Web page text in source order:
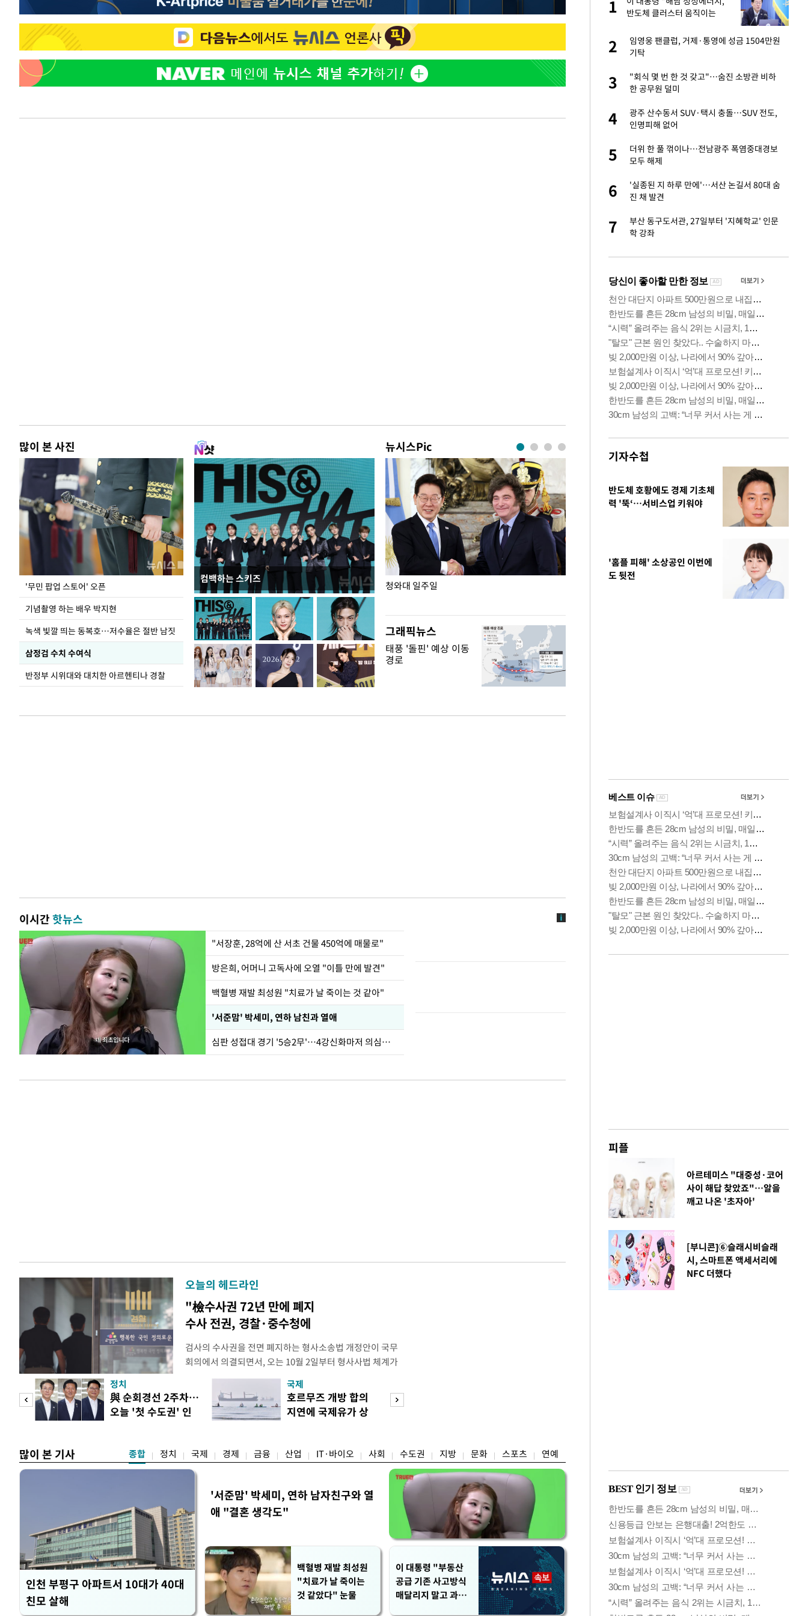
많이 본 사진
'무민 팝업 스토어' 오픈
기념촬영 하는 배우 박지현
녹색 빛깔 띄는 동복호…저수율은 절반 남짓
삼정검 수치 수여식
반정부 시위대와 대치한 아르헨티나 경찰
컴백하는 스키즈
뉴시스Pic
홈플러스, 67개 점포 가오픈… 13일 정식 개장 청와대 일주일
이 대통령, 국
가 책임지고 치
그래픽뉴스
태풍 '돌핀' 예상 이동
경로
이시간핫뉴스
"서장훈, 28억에 산 서초 건물 450억에 매물로"
방은희, 어머니 고독사에 오열 "이틀 만에 발견"
백혈병 재발 최성원 "치료가 날 죽이는 것 같아"
'서준맘' 박세미, 연하 남친과 열애
심판 성접대 경기 '5승2무'…4강신화마저 의심받아
오늘의 헤드라인
"檢수사권 72년 만에 폐지
수사 전권, 경찰·중수청에
검사의 수사권을 전면 폐지하는 형사소송법 개정안이 국무
회의에서 의결되면서, 오는 10월 2일부터 형사사법 체계가
전면 개편된다. 검사의 모든 수사권이 사라지고 경찰이 인지
사건부터 고소·고발 사건까지 수사 전반을 전담하게 된다. 8
일 법조계에 따르면 검사의 보완수사를 폐지하고 수사 주체
를 사법경찰관으로 일원화하는 내용의 형사소송법 일부개
정치
與 순회경선 2주차…
오늘 '첫 수도권' 인
국제
호르무즈 개방 합의
지연에 국제유가 상
많이 본 기사 종합 정치 국제 경제 금융 산업 IT·바이오 사회 수도권 지방 문화 스포츠 연예
인천 부평구 아파트서 10대가 40대
친모 살해
'서준맘' 박세미, 연하 남자친구와 열
애 "결혼 생각도"
백혈병 재발 최성원
"치료가 날 죽이는
것 같았다" 눈물
이 대통령 "부동산
공급 기존 사고방식
매달리지 말고 과감
10대가 40대 친모 살해
2
생각도"
3
백혈병 재발 최성원 "치료가 날 죽이는 것 같
았다" 눈물
4
1
반도체 클러스터 움직이는
2
임영웅 팬클럽, 거제·통영에 성금 1504만원
기탁
3
"회식 몇 번 한 것 갖고"…숨진 소방관 비하
한 공무원 덜미
4
광주 산수동서 SUV·택시 충돌…SUV 전도,
인명피해 없어
5
더위 한 풀 꺾이나…전남광주 폭염중대경보
모두 해제
6
'실종된 지 하루 만에'…서산 논길서 80대 숨
진 채 발견
7
부산 동구도서관, 27일부터 '지혜학교' 인문
학 강좌
기자수첩
반도체 호황에도 경제 기초체
력 '뚝‘…서비스업 키워야
'홈플 피해' 소상공인 이번에
도 뒷전
피플
아르테미스 "대중성·코어
사이 해답 찾았죠"…알을
깨고 나온 '초자아'
[부니콘]⑥슬래시비슬래
시, 스마트폰 액세서리에
NFC 더했다